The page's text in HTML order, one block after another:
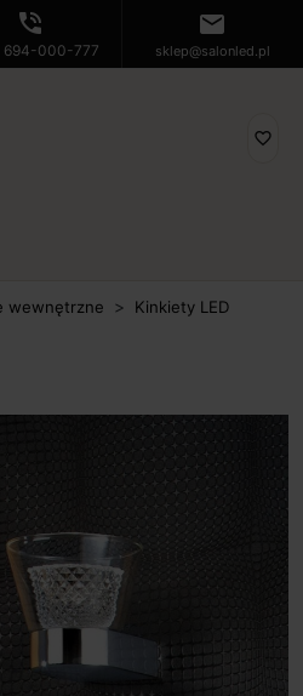
phone_in_talk
694-000-777
mail
sklep@salonled.pl
favorite_border
wewnętrzne Kinkiety LED